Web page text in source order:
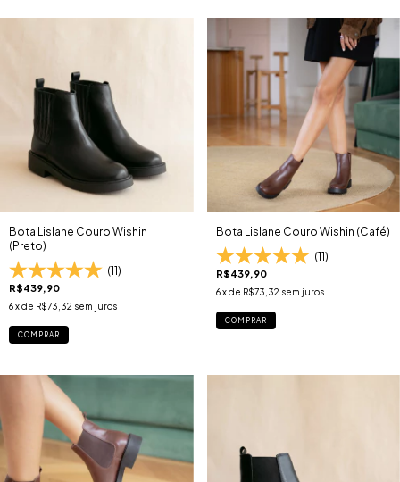
Bota Lislane Couro Wishin
(Preto)
(11)
R$439,90
6x de R$73,32 sem juros
COMPRAR
Bota Lislane Couro Wishin (Café)
(11)
R$439,90
6 x de R$73,32 sem juros
COMPRAR